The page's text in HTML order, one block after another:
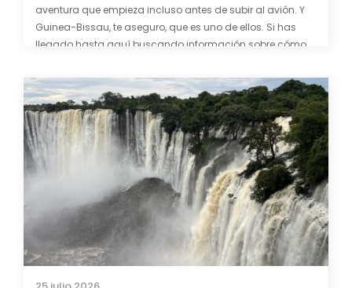
aventura que empieza incluso antes de subir al avión. Y
Guinea-Bissau, te aseguro, que es uno de ellos. Si has
llegado hasta aquí buscando información sobre cómo
probablemente ya te hayas encontrado con que…